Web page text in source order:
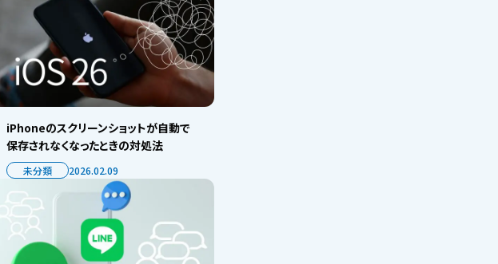
iPhoneのスクリーンショットが自動で
保存されなくなったときの対処法
未分類 2026.02.09